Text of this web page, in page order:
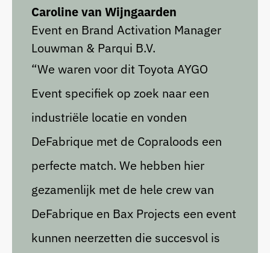
Caroline van Wijngaarden
Event en Brand Activation Manager
Louwman & Parqui B.V.
“We waren voor dit Toyota AYGO
Event specifiek op zoek naar een
industriële locatie en vonden
DeFabrique met de Copraloods een
perfecte match. We hebben hier
gezamenlijk met de hele crew van
DeFabrique en Bax Projects een event
kunnen neerzetten die succesvol is